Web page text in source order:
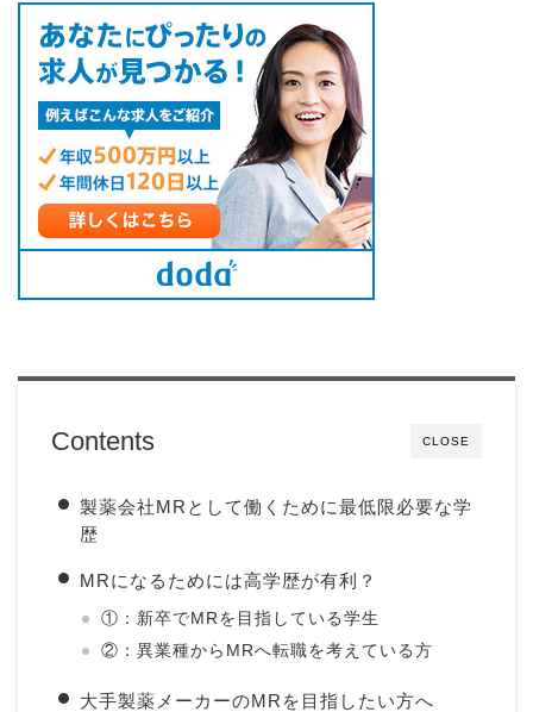
CLOSE
Contents
製薬会社MRとして働くために最低限必要な学
歴
MRになるためには高学歴が有利？
①：新卒でMRを目指している学生
②：異業種からMRへ転職を考えている方
大手製薬メーカーのMRを目指したい方へ